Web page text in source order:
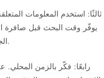
ثالثًا: استخدم المعلومات
يوفّر وقت البحث قبل صافرة
الجدول فرصة لمعرفة أي اشتراك ستحتاجه هذا المساء، وكيف تُخطّط للتبديل بين القنوات.
رابعًا: فكّر بالزمن